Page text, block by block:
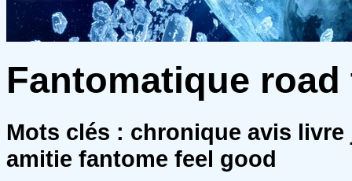
Fantomatique
Mots clés : chronique avis
amitie fantome feel good